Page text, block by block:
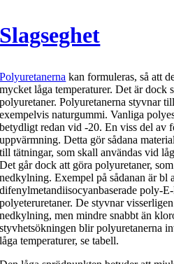
Slagseghet
Polyuretanerna kan formuleras, så att
mycket låga temperaturer. Det är dock
polyuretaner. Polyuretanerna styvnar
exempelvis naturgummi. Vanliga
betydligt redan vid -20. En viss del av
uppvärmning. Detta gör sådana
till tätningar, som skall användas vid
Det går dock att göra polyuretaner,
nedkylning. Exempel på sådanan är bl a
difenylmetandiisocyanbaserade poly-
polyeteruretaner. De styvnar
nedkylning, men mindre snabbt än
styvhetsökningen blir polyuretanerna
låga temperaturer, se tabell.